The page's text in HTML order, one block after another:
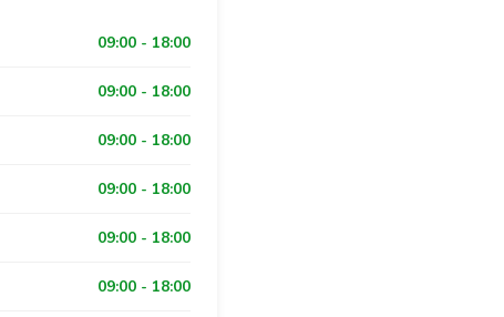
09:00 - 18:00
09:00 - 18:00
09:00 - 18:00
09:00 - 18:00
09:00 - 18:00
09:00 - 18:00